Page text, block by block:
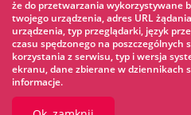
Lodowisko »
KINOECK »
Muzeum »
że do przetwarzania wykorzystywane
twojego urządzenia, adres URL
urządzenia, typ przeglądarki, język
czasu spędzonego na poszczególnych
korzystania z serwisu, typ i wersja
ekranu, dane zbierane w dziennikach
informacje.